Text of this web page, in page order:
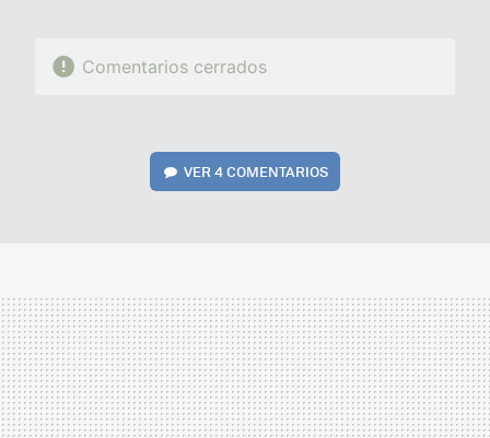
Comentarios cerrados
VER4 COMENTARIOS